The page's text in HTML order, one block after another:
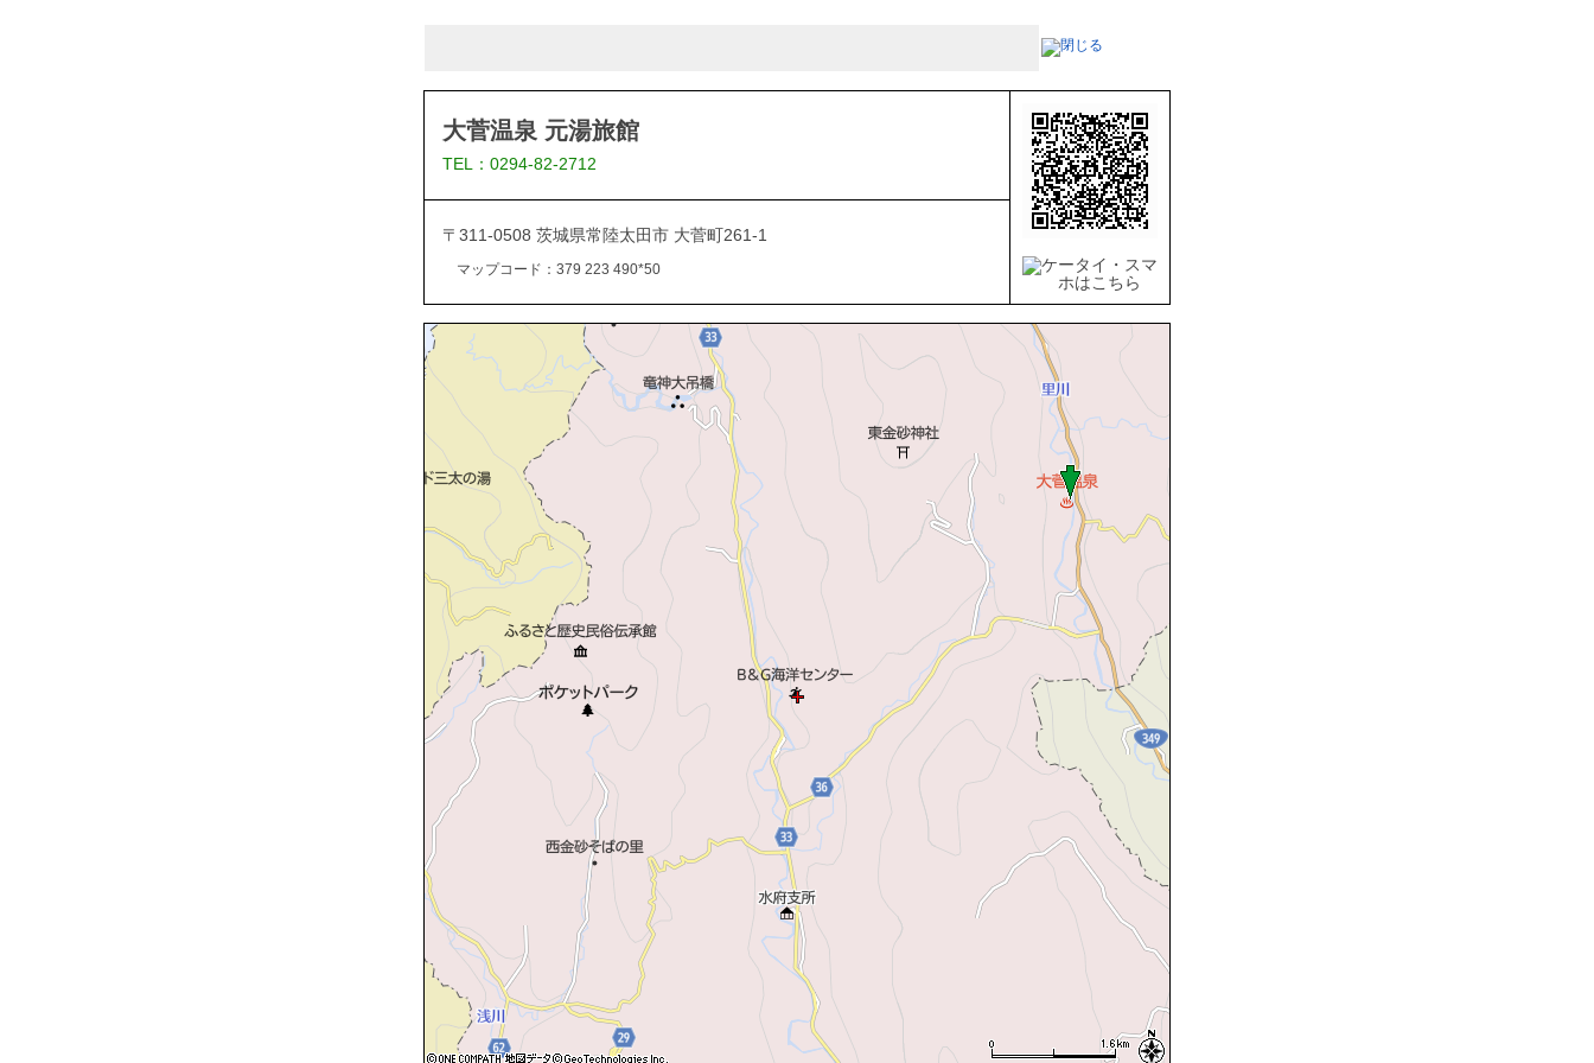
大菅温泉 元湯旅館
TEL：0294-82-2712
〒311-0508 茨城県常陸太田市 大菅町261-1
マップコード：379 223 490*50